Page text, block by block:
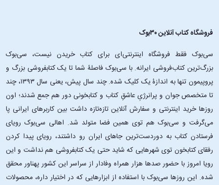
فروشگاه کتاب آنلاین ۳۰بوک
سی‌بوک فقط فروشگاه اینترنتی‌ای برای کتاب خریدن نیست، سی‌بوک
بزرگ‌ترین کتاب‌فروشی ایرانه. با سی‌بوک فاصلۀ شما تا یک کتابفروشی بزرگ و
پروپیمون تنها به اندازۀ یک کلیک شده. چند سال پیش، یعنی سال ۱۳۹۳، چند
تا متخصص جوان و پرانرژیِ عاشقِ کتاب و کتابخونی دور هم جمع شدند؛ اون‌
روزها خرید اینترنتی و سفارش آنلاین تازه‌تازه داشت بین کاربرهای ایرانی پا
می‌گرفت و سی‌بوک هم توی همین فضا متولد شد. اهالی سی‌بوک رویای
فرستادن کتاب به دوردست‌ترین جاهای ایران رو داشتند، رویای پیدا کردن
رفقای کتابخون توی شهرهایی که شاید حتی یک کتابفروشی هم نداشت و این
رویا امروز با حضور صدها هزار همراه وفادار از سراسر این کشور پهناور محقق
شده. این ‌روزها سی‌بوک با استفاده از ابزارهایی که در اختیار داره، محصولات